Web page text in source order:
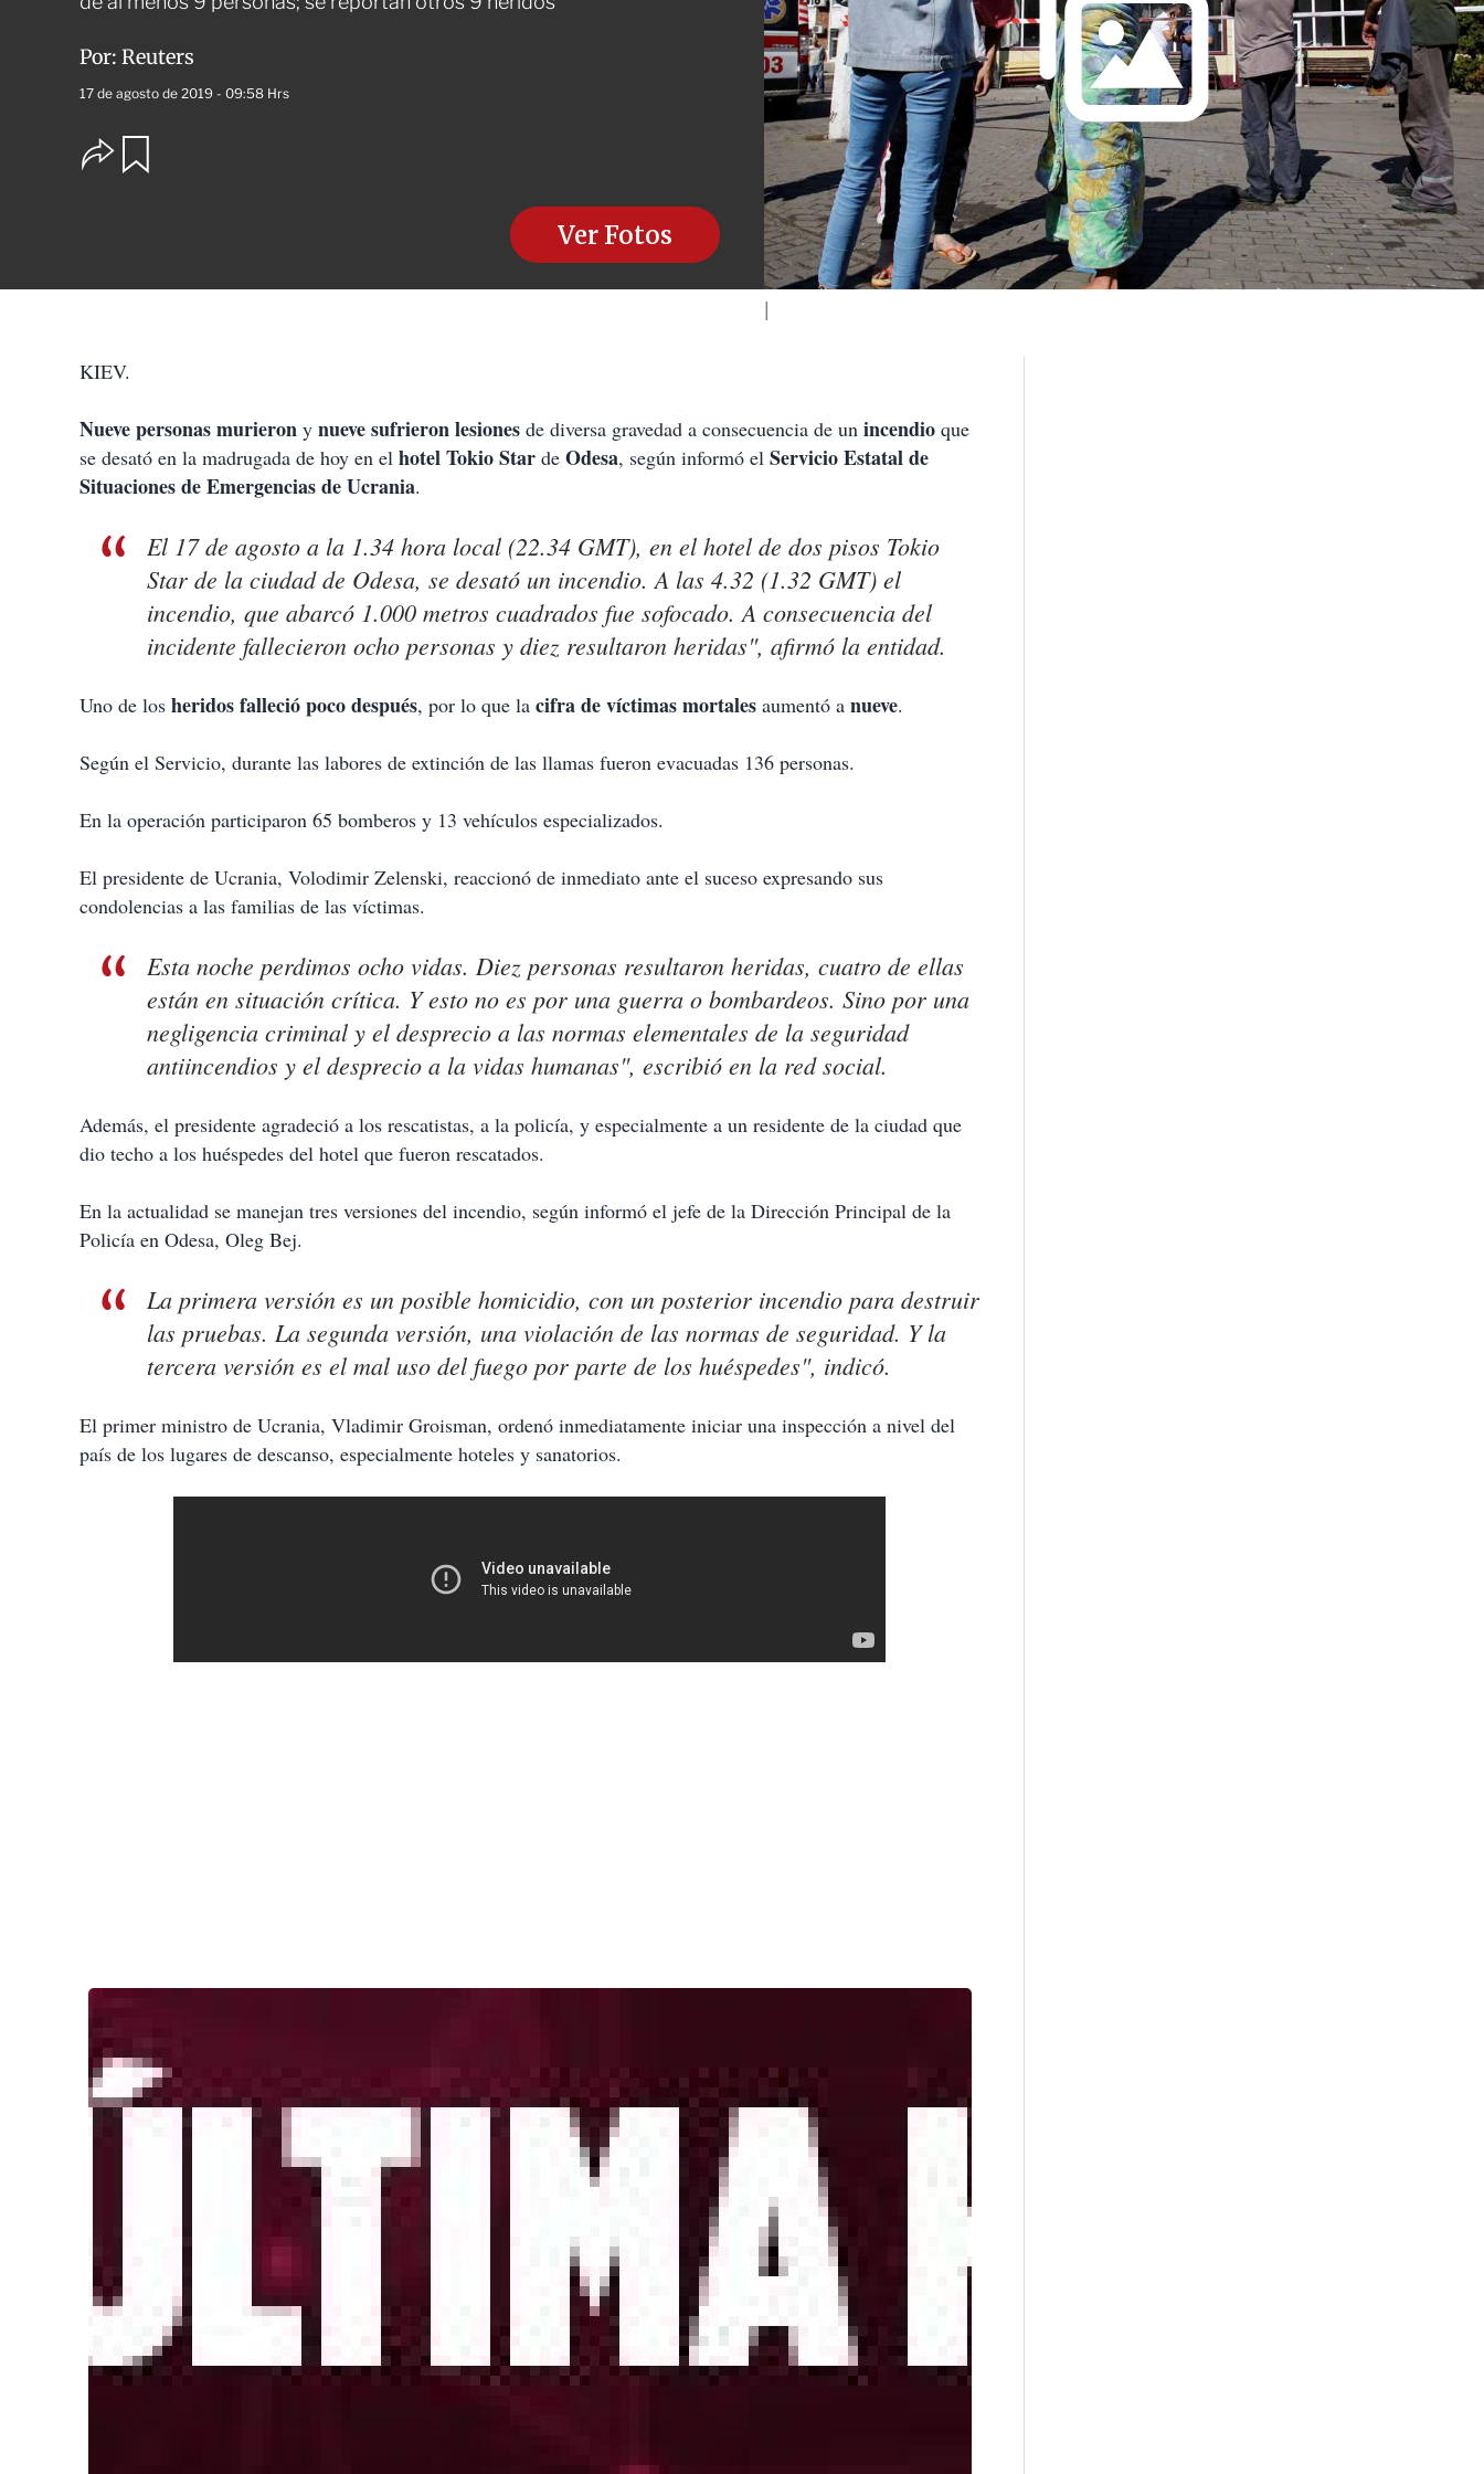
Por: Reuters
17 de agosto de 2019 - 09:58 Hrs
O
p
s
o
a
r
t
Ver Fotos
KIEV.
Nueve personas murieron y nueve sufrieron lesiones de diversa gravedad a consecuencia de un incendio que
se desató en la madrugada de hoy en el hotel Tokio Star de Odesa, según informó el Servicio Estatal de
Situaciones de Emergencias de Ucrania.
El 17 de agosto a la 1.34 hora local (22.34 GMT), en el hotel de dos pisos Tokio
Star de la ciudad de Odesa, se desató un incendio. A las 4.32 (1.32 GMT) el
incendio, que abarcó 1.000 metros cuadrados fue sofocado. A consecuencia del
incidente fallecieron ocho personas y diez resultaron heridas", afirmó la entidad.
Uno de los heridos falleció poco después, por lo que la cifra de víctimas mortales aumentó a nueve.
Según el Servicio, durante las labores de extinción de las llamas fueron evacuadas 136 personas.
En la operación participaron 65 bomberos y 13 vehículos especializados.
El presidente de Ucrania, Volodimir Zelenski, reaccionó de inmediato ante el suceso expresando sus
condolencias a las familias de las víctimas.
Esta noche perdimos ocho vidas. Diez personas resultaron heridas, cuatro de ellas
están en situación crítica. Y esto no es por una guerra o bombardeos. Sino por una
negligencia criminal y el desprecio a las normas elementales de la seguridad
antiincendios y el desprecio a la vidas humanas", escribió en la red social.
Además, el presidente agradeció a los rescatistas, a la policía, y especialmente a un residente de la ciudad que
dio techo a los huéspedes del hotel que fueron rescatados.
En la actualidad se manejan tres versiones del incendio, según informó el jefe de la Dirección Principal de la
Policía en Odesa, Oleg Bej.
La primera versión es un posible homicidio, con un posterior incendio para destruir
las pruebas. La segunda versión, una violación de las normas de seguridad. Y la
tercera versión es el mal uso del fuego por parte de los huéspedes", indicó.
El primer ministro de Ucrania, Vladimir Groisman, ordenó inmediatamente iniciar una inspección a nivel del
país de los lugares de descanso, especialmente hoteles y sanatorios.